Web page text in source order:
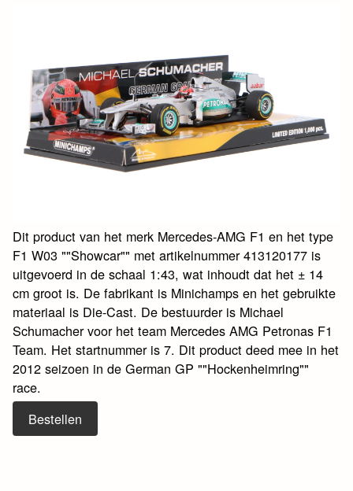
Dit product van het merk Mercedes-AMG F1 en het type
F1 W03 ""Showcar"" met artikelnummer 413120177 is
uitgevoerd in de schaal 1:43, wat inhoudt dat het ± 14
cm groot is. De fabrikant is Minichamps en het gebruikte
materiaal is Die-Cast. De bestuurder is Michael
Schumacher voor het team Mercedes AMG Petronas F1
Team. Het startnummer is 7. Dit product deed mee in het
2012 seizoen in de German GP ""Hockenheimring""
race.
Bestellen